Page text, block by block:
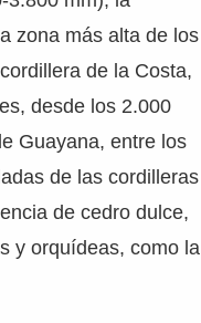
zona más alta de los
de la Costa,
desde los 2.000
Guayana, entre los
de las cordilleras
de cedro dulce,
y orquídeas, como la